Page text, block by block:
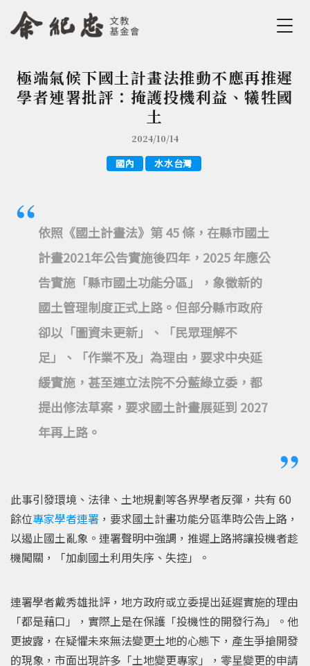
Jump to Navigation
Jump to Main content
您在這裡
極端氣候下國土計畫法推動不應再推遲
學者連署批評：掩護投機利益、犧牲國
土
2024/10/14
國內 水水台灣
依照《國土計畫法》第 45 條，在縣市國土
計畫2021年公告實施後四年，2025 年應公
告實施「縣市國土功能分區」，象徵新的
國土管理制度正式上路。但部分縣市政府
卻以「圖資未更新」、「民眾理解不
足」、「作業不及」為理由，要求中央延
緩實施，甚至連立法院不分藍綠立委，都
提出修法草案，要求國土計畫展延到 2027
年再上路。
此事引發環境、法律、土地規劃等各界學者反彈，共有 60
餘位專家學者連署 ，要求國土計畫功能分區準時公告上路，
以遏止國土亂象。連署聲明中強調，推遲上路將讓投機者趁
機闖關，「加劇國土利用失序、失控」。
連署學者戴秀雄批評，地方政府或立委提出延遲實施的理由
「都是藉口」，實際上是在保護「投機性的開發行為」。他
更披露，在疑懼未來無法變更土地的心態下，產生爭搶開發
的現象，市面出現許多「土地變更專家」，零星變更的申請